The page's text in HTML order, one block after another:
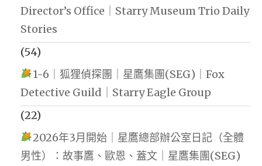
Director’s Office｜Starry Museum Trio Daily
Stories
(54)
1-6｜狐狸偵探團｜星鷹集團(SEG)｜Fox
Detective Guild｜Starry Eagle Group
(22)
2026年3月開始｜星鷹總部辦公室日記（全體
男性）：故事鷹、歐恩、蓋文｜星鷹集團(SEG)